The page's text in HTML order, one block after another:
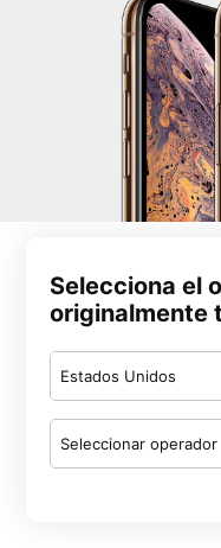
Selecciona el
originalmente
Estados Unidos
Seleccionar operador